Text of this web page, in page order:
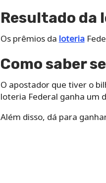
Resultado da
Os prêmios da loteria
Como saber
O apostador que tiver o
loteria Federal ganha um
Além disso, dá para